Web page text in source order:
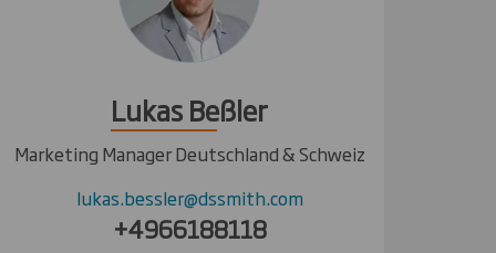
Lukas Beßler
Marketing Manager Deutschland & Schweiz
lukas.bessler@dssmith.com
+4966188118